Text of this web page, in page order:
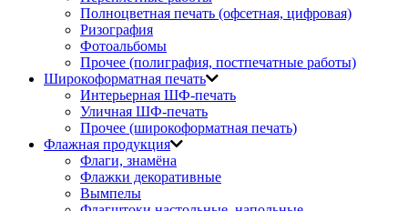
Полноцветная печать (офсетная, цифровая)
Ризография
Фотоальбомы
Прочее (полиграфия, постпечатные работы)
Широкоформатная печать
Интерьерная ШФ-печать
Уличная ШФ-печать
Прочее (широкоформатная печать)
Флажная продукция
Флаги, знамёна
Флажки декоративные
Вымпелы